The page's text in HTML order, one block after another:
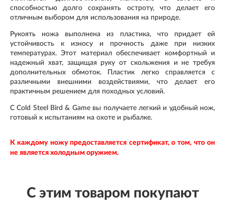
способностью долго сохранять остроту, что делает его
отличным выбором для использования на природе.
Рукоять ножа выполнена из пластика, что придает ей
устойчивость к износу и прочность даже при низких
температурах. Этот материал обеспечивает комфортный и
надежный хват, защищая руку от скольжения и не требуя
дополнительных обмоток. Пластик легко справляется с
различными внешними воздействиями, что делает его
практичным решением для походных условий.
С Cold Steel Bird & Game вы получаете легкий и удобный нож,
готовый к испытаниям на охоте и рыбалке.
К каждому ножу предоставляется сертификат, о том, что он
не является холодным оружием.
С этим товаром покупают